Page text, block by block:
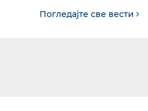
Погледајте све вести